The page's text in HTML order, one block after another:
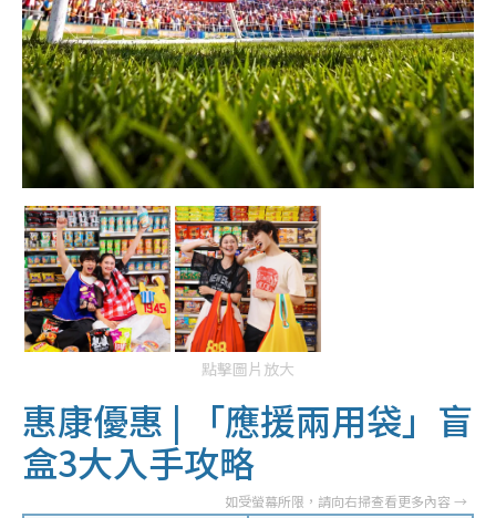
點擊圖片放大
惠康優惠 | 「應援兩用袋」盲
盒3大入手攻略